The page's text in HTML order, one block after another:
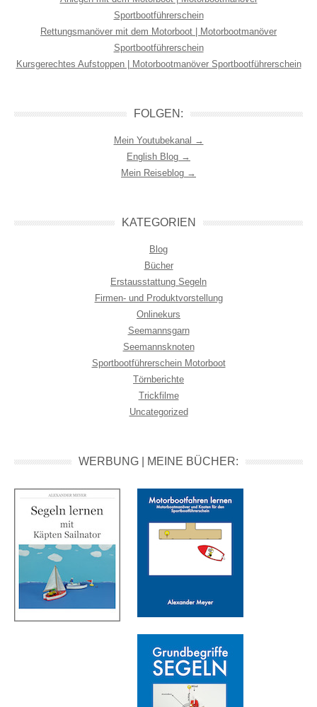
Sportbootführerschein
Rettungsmanöver mit dem Motorboot | Motorbootmanöver
Sportbootführerschein
Kursgerechtes Aufstoppen | Motorbootmanöver Sportbootführerschein
FOLGEN:
Mein Youtubekanal →
English Blog →
Mein Reiseblog →
KATEGORIEN
Blog
Bücher
Erstausstattung Segeln
Firmen- und Produktvorstellung
Onlinekurs
Seemannsgarn
Seemannsknoten
Sportbootführerschein Motorboot
Törnberichte
Trickfilme
Uncategorized
WERBUNG | MEINE BÜCHER: